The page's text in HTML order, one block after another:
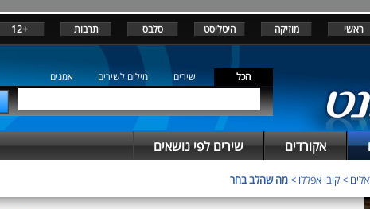
ראשי מוזיקה היטליסט סלבס תרבות +12
הכל שירים מילים לשירים אמנים
אקורדים שירים לפי נושאים
>קובי אפללו >מה שהלב בחר